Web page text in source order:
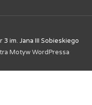
3 im. Jana III Sobieskiego
Motyw WordPressa